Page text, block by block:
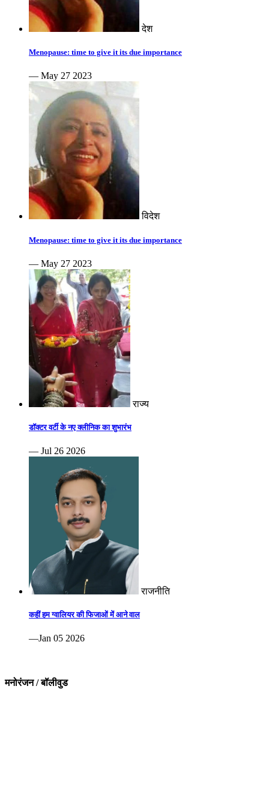
देश
Menopause: time to give it its due importance
— May 27 2023
विदेश
Menopause: time to give it its due importance
— May 27 2023
राज्य
डॉक्टर वर्टी के नए क्लीनिक का शुभारंभ
— Jul 26 2026
राजनीति
कहीं हम ग्वालियर की फिजाओं में आने वाल
—Jan 05 2026
मनोरंजन / बॉलीवुड